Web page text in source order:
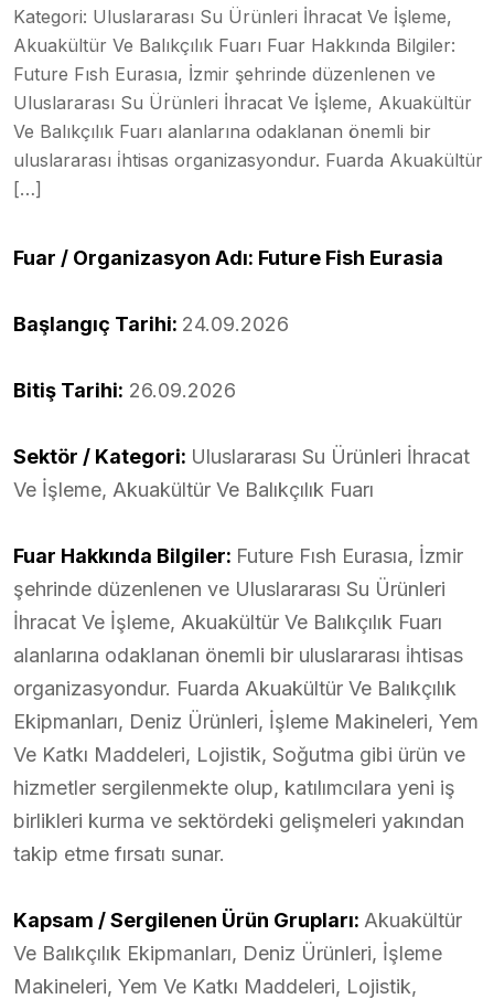
Kategori: Uluslararası Su Ürünleri İhracat Ve İşleme,
Akuakültür Ve Balıkçılık Fuarı Fuar Hakkında Bilgiler:
Future Fısh Eurasıa, İzmir şehrinde düzenlenen ve
Uluslararası Su Ürünleri İhracat Ve İşleme, Akuakültür
Ve Balıkçılık Fuarı alanlarına odaklanan önemli bir
uluslararası i̇htisas organizasyondur. Fuarda Akuakültür
[…]
Fuar / Organizasyon Adı: Future Fish Eurasia
Başlangıç Tarihi: 24.09.2026
Bitiş Tarihi: 26.09.2026
Sektör / Kategori: Uluslararası Su Ürünleri İhracat
Ve İşleme, Akuakültür Ve Balıkçılık Fuarı
Fuar Hakkında Bilgiler: Future Fısh Eurasıa, İzmir
şehrinde düzenlenen ve Uluslararası Su Ürünleri
İhracat Ve İşleme, Akuakültür Ve Balıkçılık Fuarı
alanlarına odaklanan önemli bir uluslararası i̇htisas
organizasyondur. Fuarda Akuakültür Ve Balıkçılık
Ekipmanları, Deniz Ürünleri, İşleme Makineleri, Yem
Ve Katkı Maddeleri, Lojistik, Soğutma gibi ürün ve
hizmetler sergilenmekte olup, katılımcılara yeni iş
birlikleri kurma ve sektördeki gelişmeleri yakından
takip etme fırsatı sunar.
Kapsam / Sergilenen Ürün Grupları: Akuakültür
Ve Balıkçılık Ekipmanları, Deniz Ürünleri, İşleme
Makineleri, Yem Ve Katkı Maddeleri, Lojistik,